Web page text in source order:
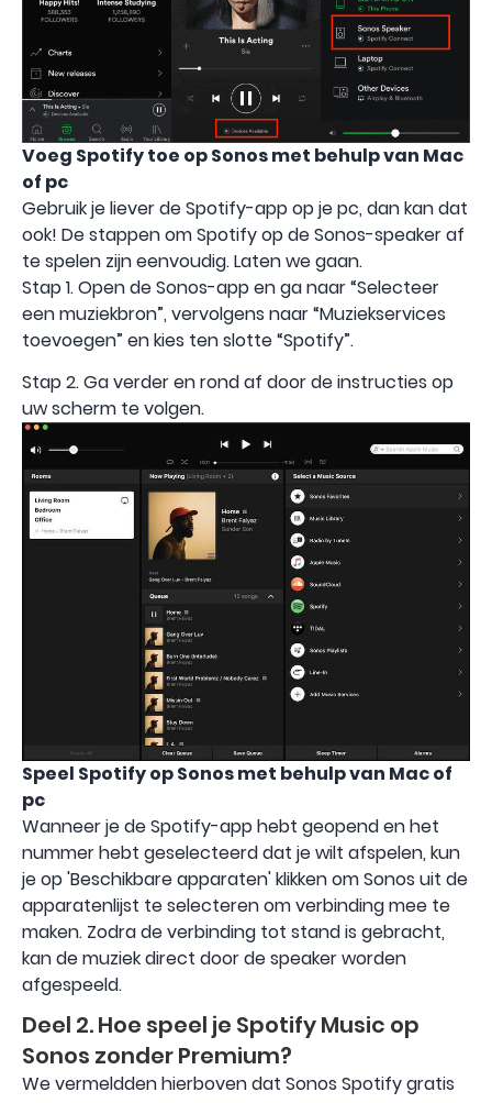
Voeg Spotify toe op Sonos met behulp van Mac
of pc
Gebruik je liever de Spotify-app op je pc, dan kan dat
ook! De stappen om Spotify op de Sonos-speaker af
te spelen zijn eenvoudig. Laten we gaan.
Stap 1. Open de Sonos-app en ga naar “Selecteer
een muziekbron”, vervolgens naar “Muziekservices
toevoegen” en kies ten slotte “Spotify”.
Stap 2. Ga verder en rond af door de instructies op
uw scherm te volgen.
Speel Spotify op Sonos met behulp van Mac of
pc
Wanneer je de Spotify-app hebt geopend en het
nummer hebt geselecteerd dat je wilt afspelen, kun
je op 'Beschikbare apparaten' klikken om Sonos uit de
apparatenlijst te selecteren om verbinding mee te
maken. Zodra de verbinding tot stand is gebracht,
kan de muziek direct door de speaker worden
afgespeeld.
Deel 2. Hoe speel je Spotify Music op
Sonos zonder Premium?
We vermeldden hierboven dat Sonos Spotify gratis